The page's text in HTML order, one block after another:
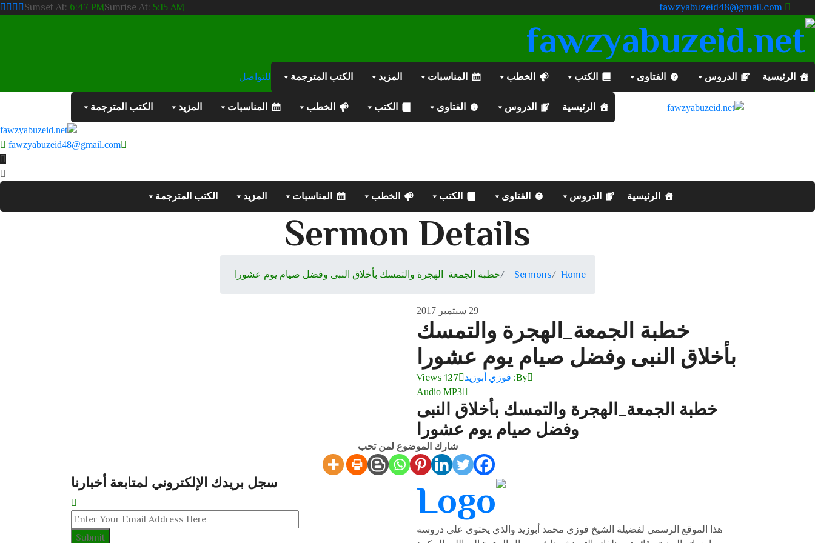
fawzyabuzeid48@gmail.com
Sunrise At: 5:15 AM
Sunset At: 6:47 PM
الرئيسية الدروس الفتاوى الكتب الخطب المناسبات المزيد الكتب المترجمة للتواصل
الرئيسية الدروس الفتاوى الكتب الخطب المناسبات المزيد الكتب المترجمة
fawzyabuzeid48@gmail.com
الرئيسية الدروس الفتاوى الكتب الخطب المناسبات المزيد الكتب المترجمة
Sermon Details
Home
Sermons خطبة الجمعة_الهجرة والتمسك بأخلاق النبى وفضل صيام يوم عشورا
29 سبتمبر 2017
خطبة الجمعة_الهجرة والتمسك
بأخلاق النبى وفضل صيام يوم عشورا
By: فوزي أبوزيد 127 Views
Audio MP3
خطبة الجمعة_الهجرة والتمسك بأخلاق النبى
وفضل صيام يوم عشورا
شارك الموضوع لمن تحب
هذا الموقع الرسمي لفضيلة الشيخ فوزي محمد أبوزيد والذي يحتوى على دروسه
سجل بريدك الإلكتروني لمتابعة أخبارنا